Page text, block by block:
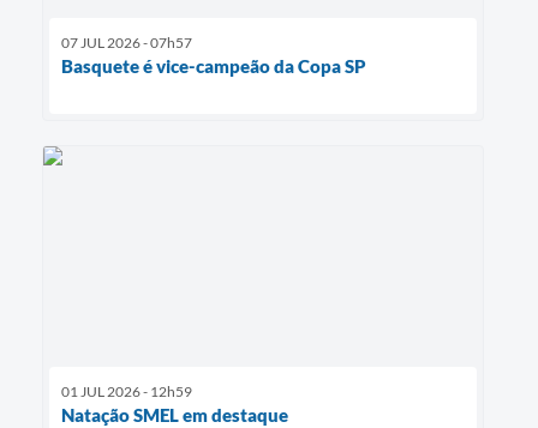
07 JUL 2026 - 07h57
Basquete é vice-campeão da Copa SP
01 JUL 2026 - 12h59
Natação SMEL em destaque